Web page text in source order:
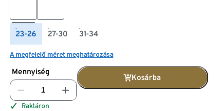
23-26 27-30 31-34
A megfelelő méret meghatározása
Mennyiség
Kosárba
Raktáron